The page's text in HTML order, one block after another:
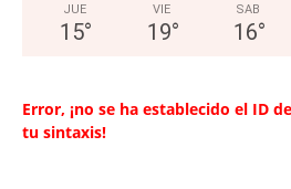
JUE
15°
VIE
19°
SAB
16°
Error, ¡no se ha establecido el ID
tu sintaxis!